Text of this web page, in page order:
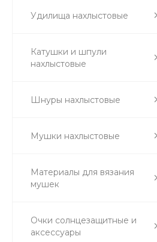
Удилища нахлыстовые
Катушки и шпули
нахлыстовые
Шнуры нахлыстовые
Мушки нахлыстовые
Материалы для вязания
мушек
Очки солнцезащитные и
аксессуары